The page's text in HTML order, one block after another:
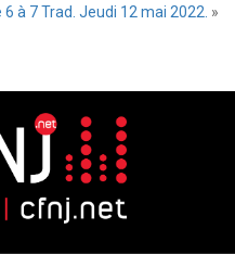
6 à 7 Trad. Jeudi 12 mai 2022. »